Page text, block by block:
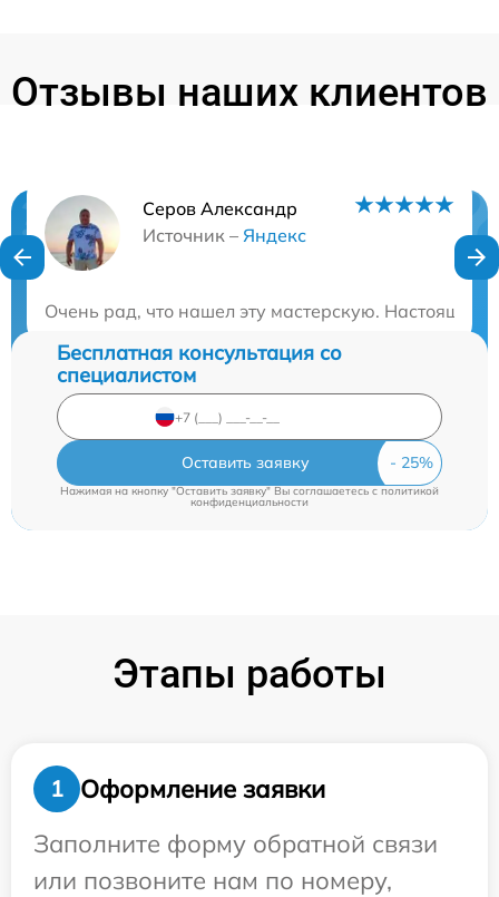
Отзывы наших клиентов
Серов Александр
Источник – Яндекс
Очень рад, что нашел эту мастерскую. Настоящие
Нужна консультация?
Бесплатная консультация со
специалистом
Оставить заявку
Нажимая на кнопку "Оставить заявку" Вы соглашаетесь cполитикой
конфиденциальности
Этапы работы
1
Оформление заявки
Заполните форму обратной связи
или позвоните нам по номеру,